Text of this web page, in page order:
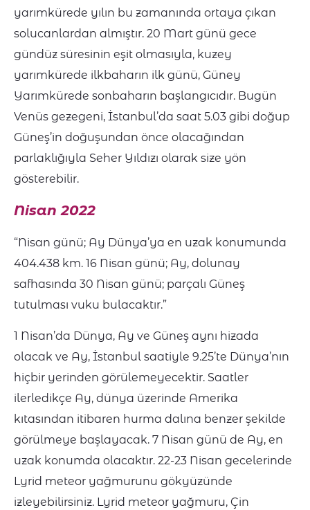
yarımkürede yılın bu zamanında ortaya çıkan
solucanlardan almıştır. 20 Mart günü gece
gündüz süresinin eşit olmasıyla, kuzey
yarımkürede ilkbaharın ilk günü, Güney
Yarımkürede sonbaharın başlangıcıdır. Bugün
Venüs gezegeni, İstanbul’da saat 5.03 gibi doğup
Güneş’in doğuşundan önce olacağından
parlaklığıyla Seher Yıldızı olarak size yön
gösterebilir.
Nisan 2022
“Nisan günü; Ay Dünya’ya en uzak konumunda
404.438 km. 16 Nisan günü; Ay, dolunay
safhasında 30 Nisan günü; parçalı Güneş
tutulması vuku bulacaktır.”
1 Nisan’da Dünya, Ay ve Güneş aynı hizada
olacak ve Ay, İstanbul saatiyle 9.25’te Dünya’nın
hiçbir yerinden görülemeyecektir. Saatler
ilerledikçe Ay, dünya üzerinde Amerika
kıtasından itibaren hurma dalına benzer şekilde
görülmeye başlayacak. 7 Nisan günü de Ay, en
uzak konumda olacaktır. 22-23 Nisan gecelerinde
Lyrid meteor yağmurunu gökyüzünde
izleyebilirsiniz. Lyrid meteor yağmuru, Çin